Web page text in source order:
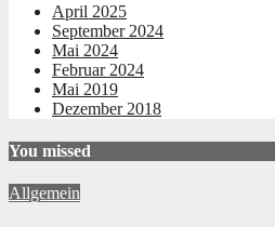
April 2025
September 2024
Mai 2024
Februar 2024
Mai 2019
Dezember 2018
You missed
Allgemein